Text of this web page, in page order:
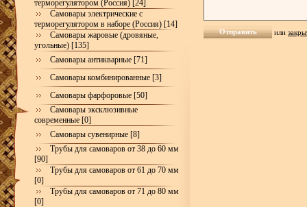
терморегулятором (Россия) [24]
Самовары электрические с
терморегулятором в наборе (Россия) [14]
Самовары жаровые (дровяные,
угольные) [135]
Самовары антикварные [71]
Самовары комбинированные [3]
Самовары фарфоровые [50]
Самовары эксклюзивные
современные [0]
Самовары сувенирные [8]
Трубы для самоваров от 38 до 60 мм
[90]
Трубы для самоваров от 61 до 70 мм
[0]
Трубы для самоваров от 71 до 80 мм
[0]
или